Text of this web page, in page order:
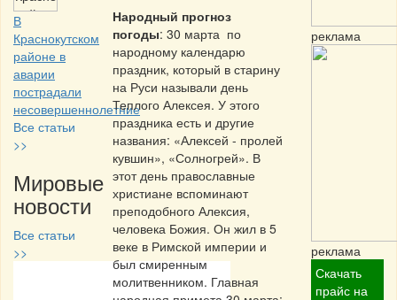
В
Краснокутском
районе в
аварии
пострадали
несовершеннолетние
Все статьи
>>
Мировые
новости
Все статьи
>>
Народный прогноз
погоды: 30 марта по
народному календарю
праздник, который в старину
на Руси называли день
Теплого Алексея. У этого
праздника есть и другие
названия: «Алексей - пролей
кувшин», «Солногрей». В
этот день православные
христиане вспоминают
преподобного Алексия,
человека Божия. Он жил в 5
веке в Римской империи и
был смиренным
молитвенником. Главная
реклама
реклама
Скачать
прайс на